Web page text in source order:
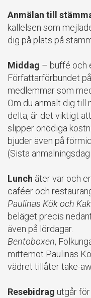
Anmälan till
kallelsen som
dig på plats på
Middag – buffé och
Författarförbundet
medlemmar som
Om du anmält dig till
delta, är det viktigt
slipper onödiga
bjuder även på
(Sista
Lunch äter var och
caféer och
Paulinas Kök och
beläget precis
även på lördagar.
Bentoboxen,
mittemot Paulinas
vädret tillåter take-
Resebidrag utgår för